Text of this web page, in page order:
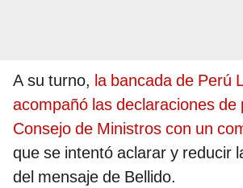
A su turno, la bancada de Perú
acompañó las declaraciones de
Consejo de Ministros con un
que se intentó aclarar y reducir
del mensaje de Bellido.